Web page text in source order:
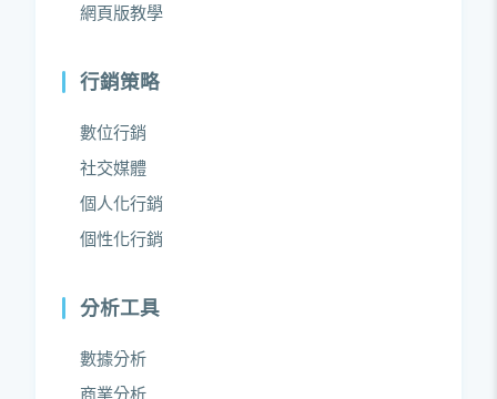
網頁版教學
行銷策略
數位行銷
社交媒體
個人化行銷
個性化行銷
分析工具
數據分析
商業分析